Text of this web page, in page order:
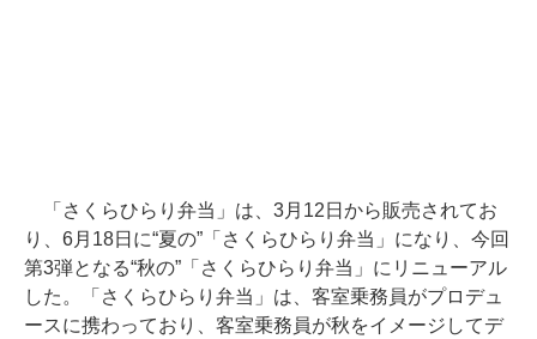
「さくらひらり弁当」は、3月12日から販売されてお
り、6月18日に“夏の”「さくらひらり弁当」になり、今回
第3弾となる“秋の”「さくらひらり弁当」にリニューアル
した。「さくらひらり弁当」は、客室乗務員がプロデュ
ースに携わっており、客室乗務員が秋をイメージしてデ